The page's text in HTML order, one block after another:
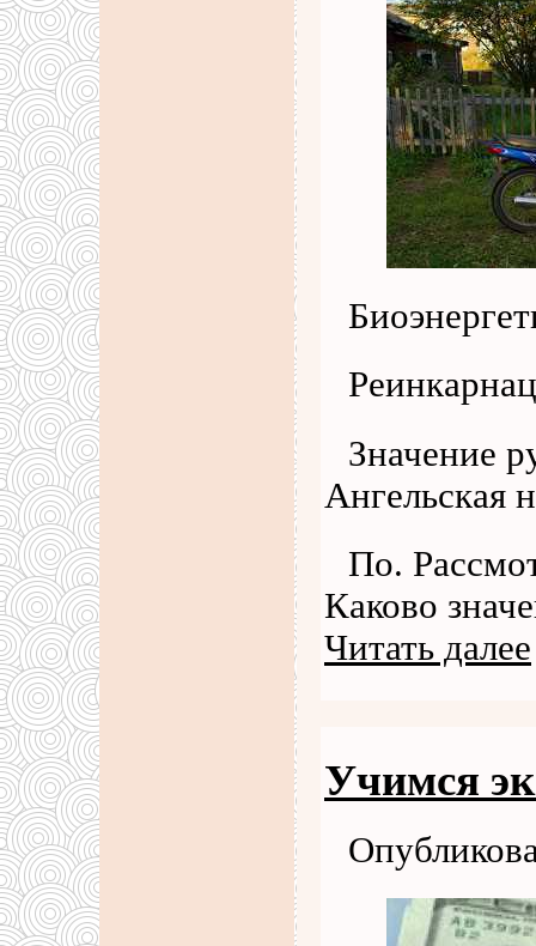
Значение
Ангельская
По.
Каково
Читать далее
Учимся